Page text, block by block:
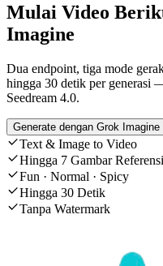
Mulai Video
Imagine
Dua endpoint, tiga mode
hingga 30 detik per generasi
Seedream 4.0.
Generate dengan Grok Imagine
Text & Image to Video
Hingga 7 Gambar Referensi
Fun · Normal · Spicy
Hingga 30 Detik
Tanpa Watermark